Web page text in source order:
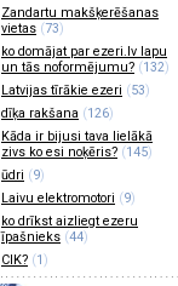
Zandartu makšķerēšanas
vietas (73)
ko domājat par ezeri.lv lapu
un tās noformējumu? (132)
Latvijas tīrākie ezeri (53)
dīķa rakšana (126)
Kāda ir bijusi tava lielākā
zivs ko esi noķēris? (145)
ūdri (9)
Laivu elektromotori (9)
ko drīkst aizliegt ezeru
īpašnieks (44)
CIK? (1)